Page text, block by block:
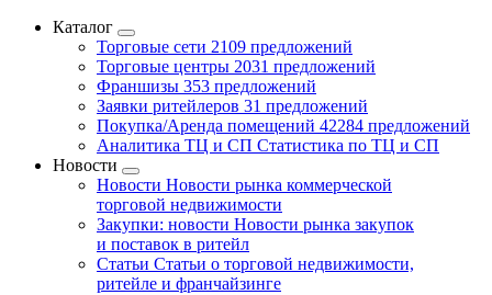
Каталог
Торговые сети 2109 предложений
Торговые центры 2031 предложений
Франшизы 353 предложений
Заявки ритейлеров 31 предложений
Покупка/Аренда помещений 42284 предложений
Аналитика ТЦ и СП Статистика по ТЦ и СП
Новости
Новости Новости рынка коммерческой
торговой недвижимости
Закупки: новости Новости рынка закупок
и поставок в ритейл
Статьи Статьи о торговой недвижимости,
ритейле и франчайзинге